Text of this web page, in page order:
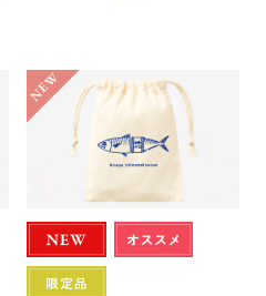
NEW